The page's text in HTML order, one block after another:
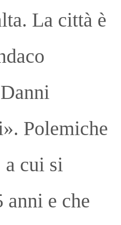
La città è
Polemiche
a cui si
anni e che